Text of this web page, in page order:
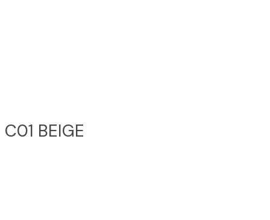
C01 BEIGE